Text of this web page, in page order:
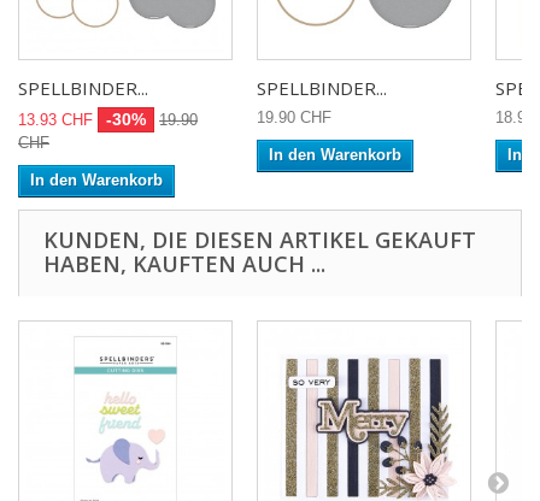
SPELLBINDER...
13.93 CHF -30%
19.90
CHF
In den Warenkorb
SPELLBINDER...
19.90 CHF
In den Warenkorb
18.90
In
KUNDEN, DIE DIESEN ARTIKEL GEKAUFT
HABEN, KAUFTEN AUCH ...